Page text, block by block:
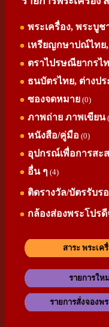
พระเครื่อง, พระบูช
เหรียญกษาปณ์ไทย,
ตราไปรษณียากรไ
ธนบัตรไทย, ต่างปร
ซองจดหมาย (0)
ภาพถ่าย ภาพเขียน
หนังสือ/คู่มือ (0)
อุปกรณ์เพื่อการสะ
อื่น ๆ (4)
ติดรางวัล/บัตรรับร
กล้องส่องพระโปรดี
สาระ พระเค
รายการให
รายการสั่งจองพ